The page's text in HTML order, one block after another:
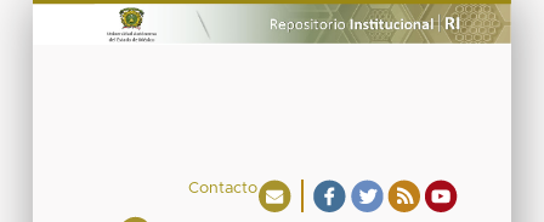
Contacto